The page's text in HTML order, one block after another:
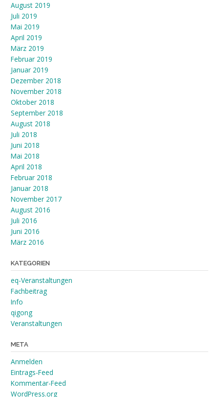
August 2019
Juli 2019
Mai 2019
April 2019
März 2019
Februar 2019
Januar 2019
Dezember 2018
November 2018
Oktober 2018
September 2018
August 2018
Juli 2018
Juni 2018
Mai 2018
April 2018
Februar 2018
Januar 2018
November 2017
August 2016
Juli 2016
Juni 2016
März 2016
KATEGORIEN
eq-Veranstaltungen
Fachbeitrag
Info
qigong
Veranstaltungen
META
Anmelden
Eintrags-Feed
Kommentar-Feed
WordPress.org